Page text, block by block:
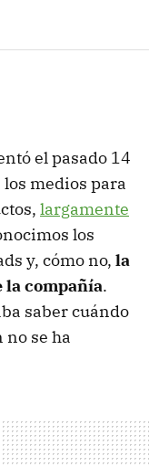
el pasado 14
medios para
largamente
los
y, cómo no, la
la compañía.
saber cuándo
no se ha